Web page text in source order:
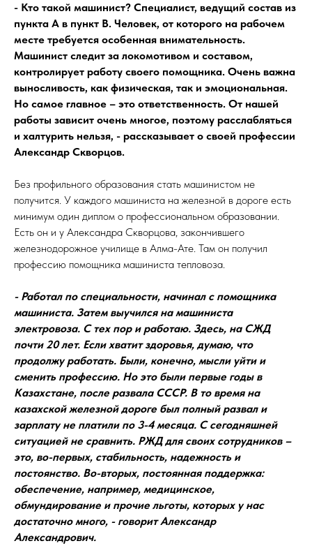
- Кто такой машинист? Специалист, ведущий состав из
пункта А в пункт В. Человек, от которого на рабочем
месте требуется особенная внимательность.
Машинист следит за локомотивом и составом,
контролирует работу своего помощника. Очень важна
выносливость, как физическая, так и эмоциональная.
Но самое главное – это ответственность. От нашей
работы зависит очень многое, поэтому расслабляться
и халтурить нельзя, - рассказывает о своей профессии
Александр Скворцов.
Без профильного образования стать машинистом не
получится. У каждого машиниста на железной в дороге есть
минимум один диплом о профессиональном образовании.
Есть он и у Александра Скворцова, закончившего
железнодорожное училище в Алма-Ате. Там он получил
профессию помощника машиниста тепловоза.
- Работал по специальности, начинал с помощника
машиниста. Затем выучился на машиниста
электровоза. С тех пор и работаю. Здесь, на СЖД
почти 20 лет. Если хватит здоровья, думаю, что
продолжу работать. Были, конечно, мысли уйти и
сменить профессию. Но это были первые годы в
Казахстане, после развала СССР. В то время на
казахской железной дороге был полный развал и
зарплату не платили по 3-4 месяца. С сегодняшней
ситуацией не сравнить. РЖД для своих сотрудников –
это, во-первых, стабильность, надежность и
постоянство. Во-вторых, постоянная поддержка:
обеспечение, например, медицинское,
обмундирование и прочие льготы, которых у нас
достаточно много, - говорит Александр
Александрович.